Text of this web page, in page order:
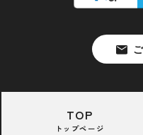
TOP
トップページ